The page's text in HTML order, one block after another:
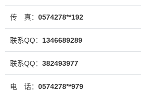
传 真： 0574278**192
联系QQ： 1346689289
联系QQ： 382493977
电 话： 0574278**979